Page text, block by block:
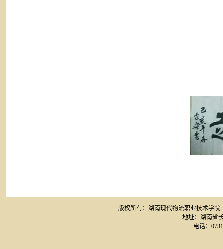
版权所有：湖南现代物流职业技术学
地址：湖南省
电话：